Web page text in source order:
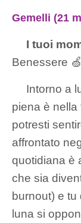
Gemelli (21
I tuoi
Benessere
Intorno a
piena è
potresti
affrontato
quotidiana è
che sia
burnout) e
luna si